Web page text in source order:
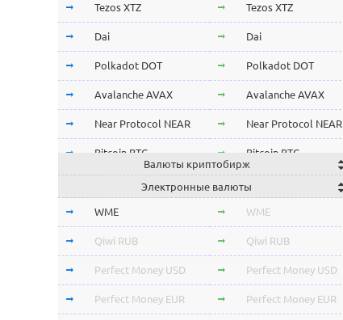
Tezos XTZ Tezos XTZ
Dai Dai
Polkadot DOT Polkadot DOT
Avalanche AVAX Avalanche AVAX
Near Protocol NEAR Near Protocol NEAR
Bitcoin BTC Bitcoin BTC
Terra LUNA
Cardano ADA Cardano ADA
OmiseGo OMG OmiseGo OMG
Verge XVG Verge XVG
BitTorrent BTT BitTorrent BTT
Валюты криптобирж
Электронные валюты
WME WME
Qiwi RUB Qiwi RUB
Perfect Money USD Perfect Money USD
Perfect Money EUR Perfect Money EUR